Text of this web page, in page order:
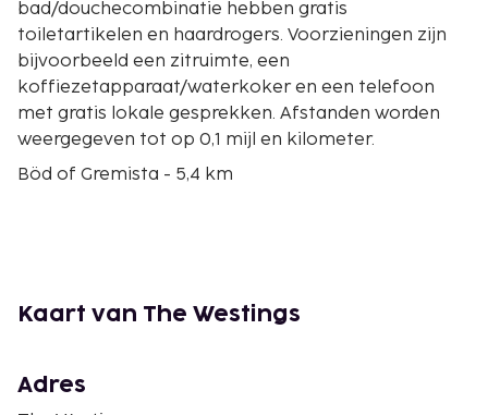
bad/douchecombinatie hebben gratis
toiletartikelen en haardrogers. Voorzieningen zijn
bijvoorbeeld een zitruimte, een
koffiezetapparaat/waterkoker en een telefoon
met gratis lokale gesprekken. Afstanden worden
weergegeven tot op 0,1 mijl en kilometer.
Böd of Gremista - 5,4 km
Clickimin Leisure Centre - 8,4 km
Bonhoga Gallery - 8,8 km
Clickimin Broch - 8,9 km
Kaart van The Westings
Adres